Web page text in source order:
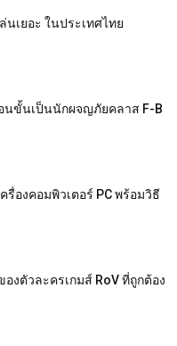
นเยอะ ในประเทศไทย
นขั้นเป็นนักผจญภัยคลาส F-B
รื่องคอมพิวเตอร์ PC พร้อมวิธี
งตัวละครเกมส์ RoV ที่ถูกต้อง